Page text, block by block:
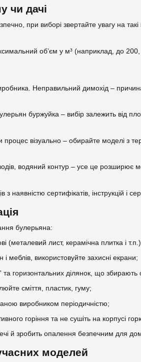
чи дачі
при виборі звертайте увагу на
об’єм у м³ (наприклад, до
Неправильний димохід –
буржуйка – вибір залежить від
візуально – обирайте моделі з
водяний контур – усе це розширює
сертифікатів, інструкцій і
булерьяна:
(металевий лист, керамічна плитка і
і меблів, використовуйте захисні екрани;
горизонтальних ділянок, що збирають
сміття, пластик, гуму;
виробником періодичністю;
горіння та не сушіть на корпусі
й зробить опалення безпечним для
моделей